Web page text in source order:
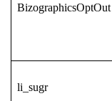
BizographicsOptOut
li_sugr